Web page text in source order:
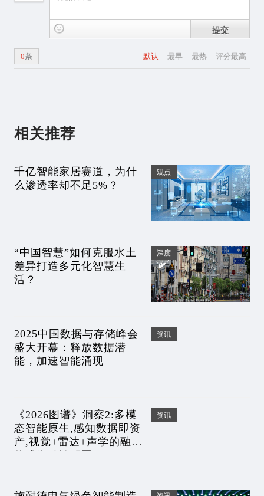
提交
默认 最早 最热 评分最高
0条
相关推荐
千亿智能家居赛道，为什
么渗透率却不足5%？
观点
“中国智慧”如何克服水土
差异打造多元化智慧生
活？
深度
2025中国数据与存储峰会
盛大开幕：释放数据潜
能，加速智能涌现
资讯
《2026图谱》洞察2:多模
态智能原生,感知数据即资
产,视觉+雷达+声学的融合
资讯